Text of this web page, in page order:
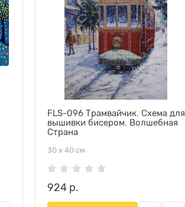
FLS-096 Трамвайчик. Схема для
вышивки бисером. Волшебная
Страна
30 х 40 см
924 р.